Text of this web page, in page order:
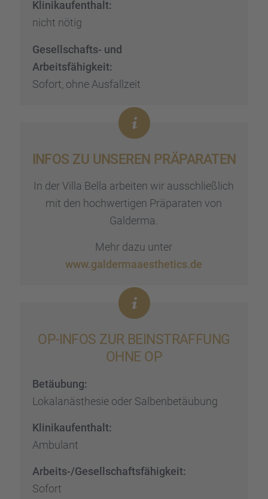
Klinik­auf­ent­halt:
nicht nötig
Gesell­schafts- und
Arbeits­fä­hig­keit:
Sofort, ohne Ausfall­zeit
INFOS ZU UNSEREN PRÄPA­RA­TEN
In der Villa Bella arbei­ten wir ausschließ­lich
mit den hochwer­ti­gen Präpa­ra­ten von
Galderma.
Mehr dazu unter
www.galdermaaesthetics.de
OP-INFOS ZUR BEINSTRAF­FUNG
OHNE OP
Betäu­bung:
Lokal­an­äs­the­sie oder Salben­be­täu­bung
Klinik­auf­ent­halt:
Ambulant
Arbeits-/Gesell­schafts­fä­hig­keit:
Sofort